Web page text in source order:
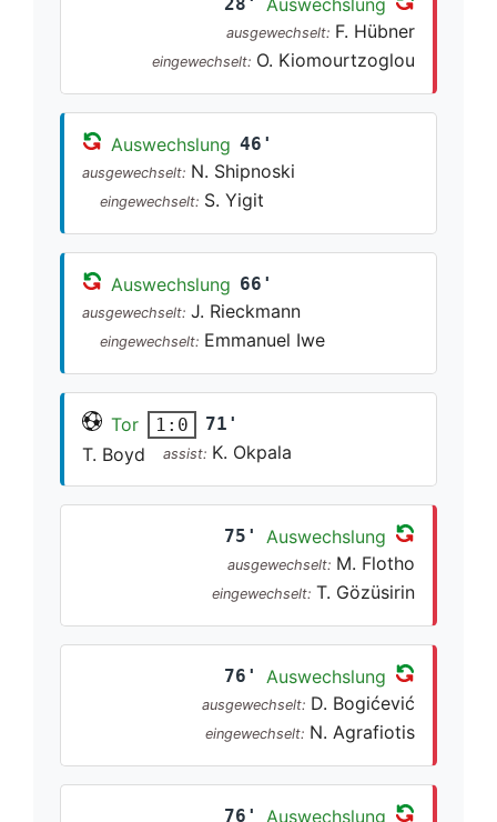
ausgewechselt: F. Hübner
eingewechselt: O. Kiomourtzoglou
Auswechslung 46'
ausgewechselt: N. Shipnoski
eingewechselt: S. Yigit
Auswechslung 66'
ausgewechselt: J. Rieckmann
eingewechselt: Emmanuel Iwe
Tor 1:0 71'
T. Boyd assist: K. Okpala
75' Auswechslung
ausgewechselt: M. Flotho
eingewechselt: T. Gözüsirin
76' Auswechslung
ausgewechselt: D. Bogićević
eingewechselt: N. Agrafiotis
76' Auswechslung